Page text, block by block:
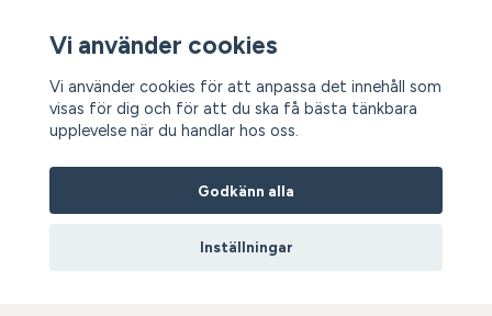
Prenumerera på vårt nyhetsbrev
Prenumerera
Vi använder cookies
Vi använder cookies för att anpassa det innehåll som
visas för dig och för att du ska få bästa tänkbara
upplevelse när du handlar hos oss.
Godkänn alla
Inställningar